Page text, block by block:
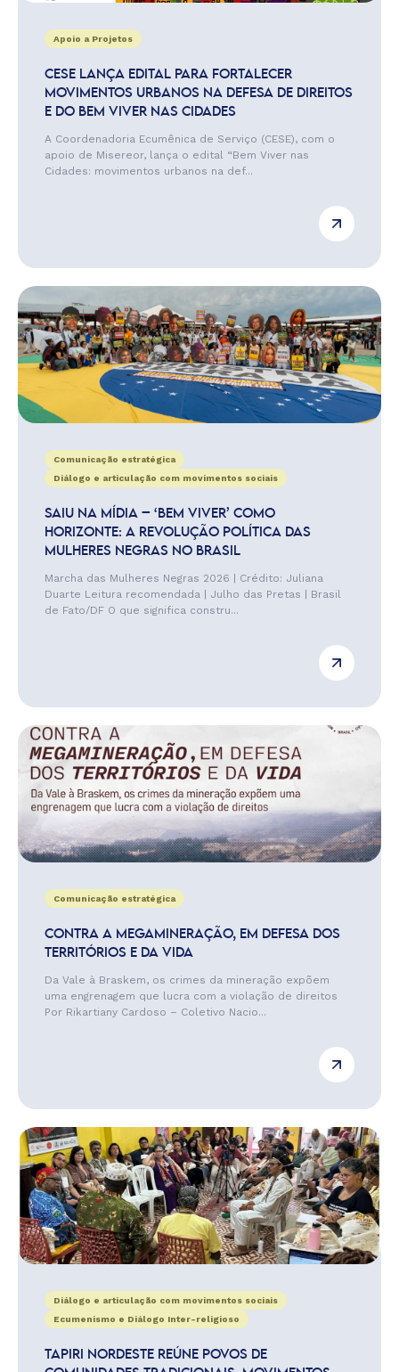
Apoio a Projetos
CESE LANÇA EDITAL PARA FORTALECER
MOVIMENTOS URBANOS NA DEFESA DE DIREITOS
E DO BEM VIVER NAS CIDADES
A Coordenadoria Ecumênica de Serviço (CESE), com o
apoio de Misereor, lança o edital “Bem Viver nas
Cidades: movimentos urbanos na def...
Comunicação estratégica
Diálogo e articulação com movimentos sociais
SAIU NA MÍDIA – ‘BEM VIVER’ COMO
HORIZONTE: A REVOLUÇÃO POLÍTICA DAS
MULHERES NEGRAS NO BRASIL
Marcha das Mulheres Negras 2026 | Crédito: Juliana
Duarte Leitura recomendada | Julho das Pretas | Brasil
de Fato/DF O que significa constru...
Comunicação estratégica
CONTRA A MEGAMINERAÇÃO, EM DEFESA DOS
TERRITÓRIOS E DA VIDA
Da Vale à Braskem, os crimes da mineração expõem
uma engrenagem que lucra com a violação de direitos
Por Rikartiany Cardoso – Coletivo Nacio...
Diálogo e articulação com movimentos sociais
Ecumenismo e Diálogo Inter-religioso
TAPIRI NORDESTE REÚNE POVOS DE